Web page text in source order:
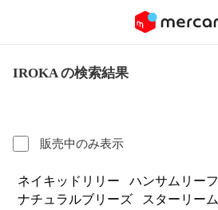
IROKA の検索結果
販売中のみ表示
ネイキッドリリー ハンサムリーフ
ナチュラルブリーズ
スターリー